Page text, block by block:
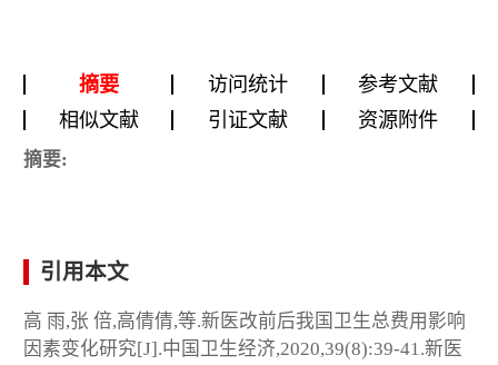
摘要 访问统计
参考文献
相似文献
引证文献 资源附件
摘要:
引用本文
高 雨,张 倍,高倩倩,等.新医改前后我国卫生总费用影响
因素变化研究[J].中国卫生经济,2020,39(8):39-41.新医